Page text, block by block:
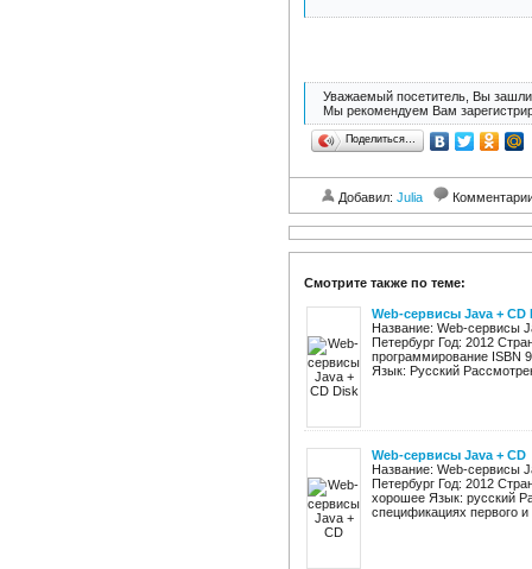
Уважаемый посетитель, Вы зашли
Мы рекомендуем Вам
Поделиться…
Добавил: Julia
Смотрите также по теме:
Web-сервисы Java + CD
Название: Web-сервисы
Петербург Год: 2012
программирование ISBN
Язык: Русский
Web-сервисы Java + CD
Название: Web-сервисы
Петербург Год: 2012
хорошее Язык: русский
спецификациях первого и